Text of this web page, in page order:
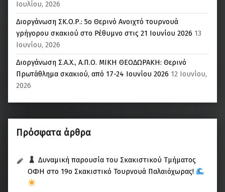
Ιουλίου, 2026
Διοργάνωση ΣΚ.Ο.Ρ.: 5o Θερινό Ανοιχτό τουρνουά
γρήγορου σκακιού στο Ρέθυμνο στις 21 Ιουνίου 2026 13
Ιουνίου, 2026
Διοργάνωση Σ.Α.Χ., Α.Π.Ο. ΜΙΚΗ ΘΕΟΔΩΡΑΚΗ: Θερινό
Πρωτάθλημα σκακιού, από 17-24 Ιουνίου 2026 12 Ιουνίου,
2026
Πρόσφατα άρθρα
Δυναμική παρουσία του Σκακιστικού Τμήματος
ΟΦΗ στο 19ο Σκακιστικό Τουρνουά Παλαιόχωρας!